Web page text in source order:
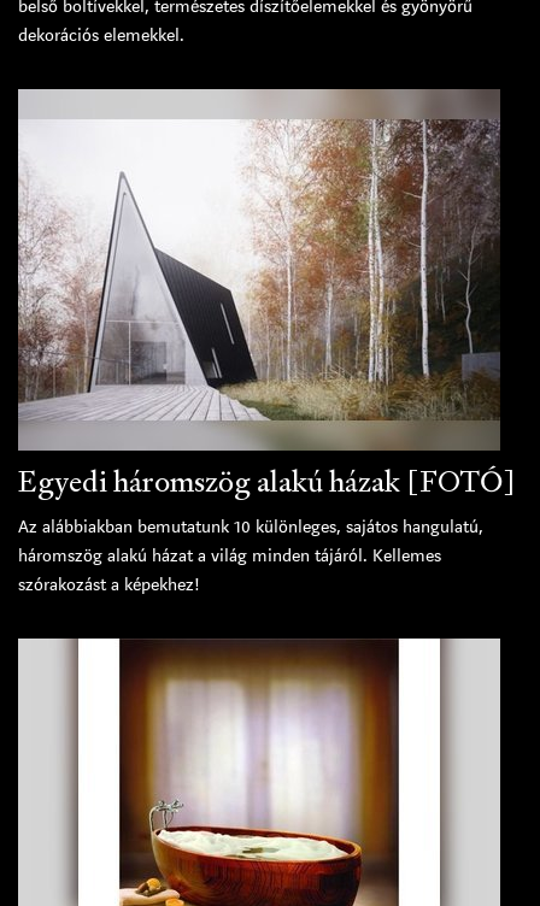
belső boltívekkel, természetes díszítőelemekkel és gyönyörű
dekorációs elemekkel.
Egyedi háromszög alakú házak [FOTÓ]
Az alábbiakban bemutatunk 10 különleges, sajátos hangulatú,
háromszög alakú házat a világ minden tájáról. Kellemes
szórakozást a képekhez!